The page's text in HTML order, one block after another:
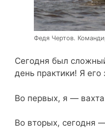
Федя Чертов.
Сегодня был
день практики! Я его
Во первых, я —
Во вторых, сегодня